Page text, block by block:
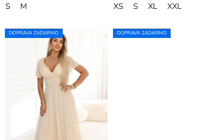
S M XS S XL XXL
DOPRAVA ZADARMO DOPRAVA ZADARMO